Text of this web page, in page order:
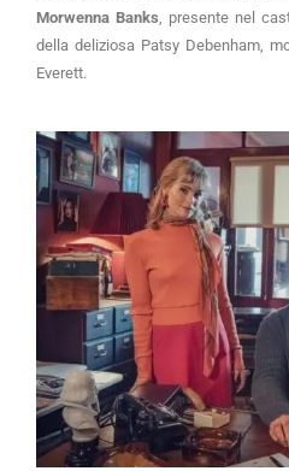
Morwenna Banks , presente nel
della deliziosa Patsy Debenham,
Everett.